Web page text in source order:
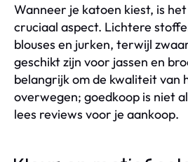
Wanneer je katoen kiest, is
cruciaal aspect. Lichtere
blouses en jurken, terwijl
geschikt zijn voor jassen en
belangrijk om de kwaliteit van
overwegen; goedkoop is niet
lees reviews voor je aankoop.